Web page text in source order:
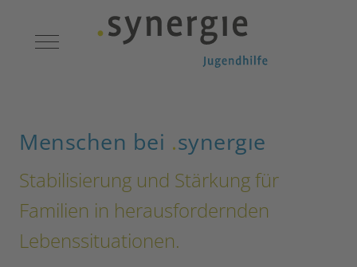
Mobile Menu Toggle
Menschen bei .synergıe
Stabilisierung und Stärkung für
Familien in herausfordernden
Lebenssituationen.